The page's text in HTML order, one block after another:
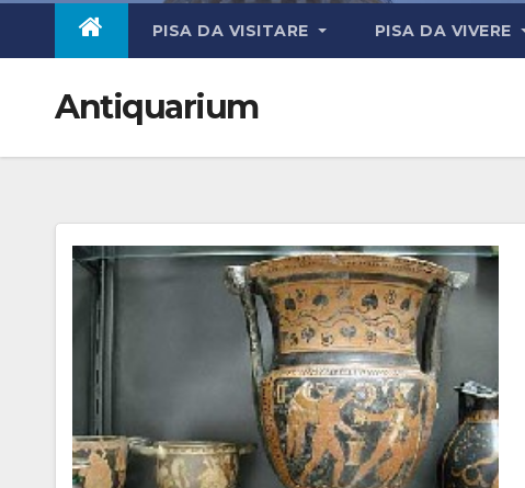
PISA DA VISITARE PISA DA VIVERE
Antiquarium